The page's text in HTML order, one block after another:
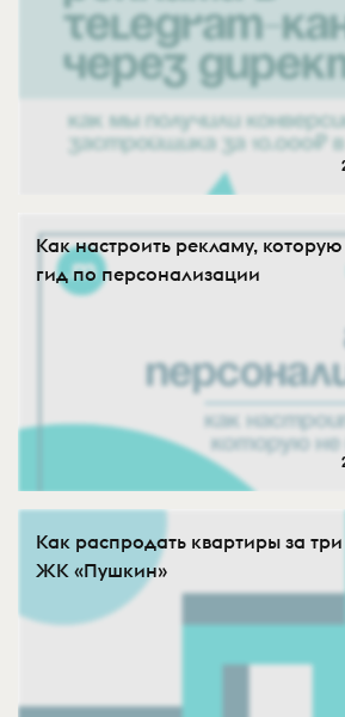
Как настроить рекламу,
гид по персонализации
Как распродать квартиры за
ЖК «Пушкин»